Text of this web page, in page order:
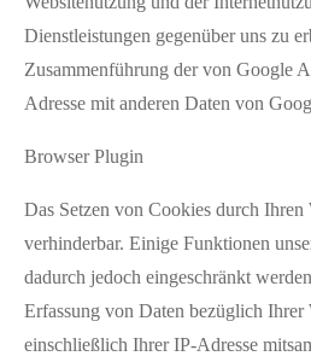
Dienstleistungen gegenüber uns zu
Zusammenführung der von Google
Adresse mit anderen Daten von
Browser Plugin
Das Setzen von Cookies durch Ihren
verhinderbar. Einige Funktionen
dadurch jedoch eingeschränkt
Erfassung von Daten bezüglich Ihrer
einschließlich Ihrer IP-Adresse